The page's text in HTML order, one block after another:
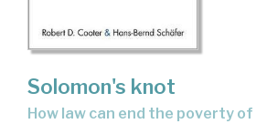
Solomon's knot
how law can end the poverty